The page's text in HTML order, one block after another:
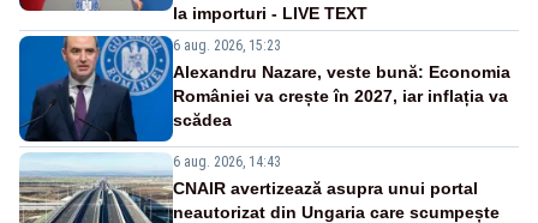
la importuri - LIVE TEXT
6 aug. 2026, 15:23
Alexandru Nazare, veste bună: Economia
României va crește în 2027, iar inflația va
scădea
6 aug. 2026, 14:43
CNAIR avertizează asupra unui portal
neautorizat din Ungaria care scumpește